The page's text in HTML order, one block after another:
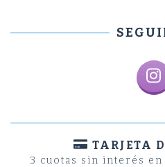
TARJETA
3 cuotas sin interés